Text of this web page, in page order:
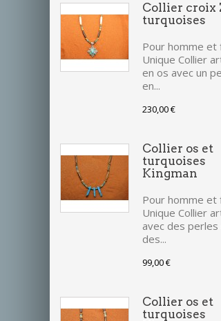
Collier croix
turquoises
Pour homme et
Unique Collier
en os avec un
en...
230,00 €
Collier os et
turquoises
Kingman
Pour homme et
Unique Collier
avec des
des...
99,00 €
Collier os et
turquoises